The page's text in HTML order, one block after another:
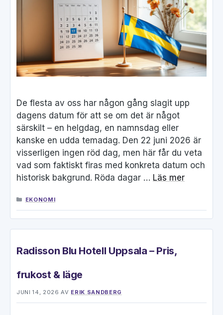
De flesta av oss har någon gång slagit upp
dagens datum för att se om det är något
särskilt – en helgdag, en namnsdag eller
kanske en udda temadag. Den 22 juni 2026 är
visserligen ingen röd dag, men här får du veta
vad som faktiskt firas med konkreta datum och
historisk bakgrund. Röda dagar … Läs mer
KATEGORIER
EKONOMI
Radisson Blu Hotell Uppsala – Pris,
frukost & läge
JUNI 14, 2026 AV ERIK SANDBERG